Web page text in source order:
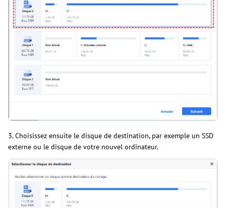
3. Choisissez ensuite le disque de destination, par exemple un SSD
externe ou le disque de votre nouvel ordinateur.